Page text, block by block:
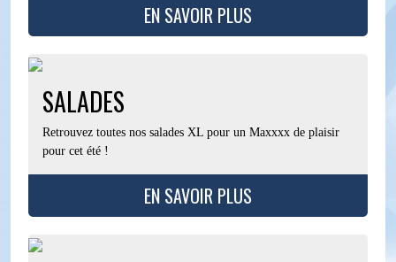
EN SAVOIR PLUS
SALADES
Retrouvez toutes nos salades XL pour un Maxxxx de plaisir
pour cet été !
EN SAVOIR PLUS